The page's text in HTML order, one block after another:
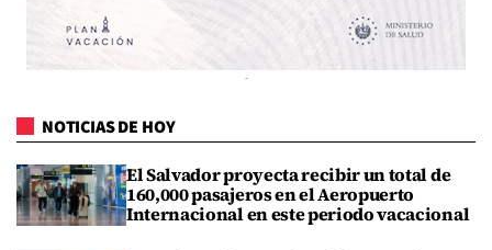
NOTICIAS DE HOY
El Salvador proyecta recibir un total de
160,000 pasajeros en el Aeropuerto
Internacional en este periodo vacacional